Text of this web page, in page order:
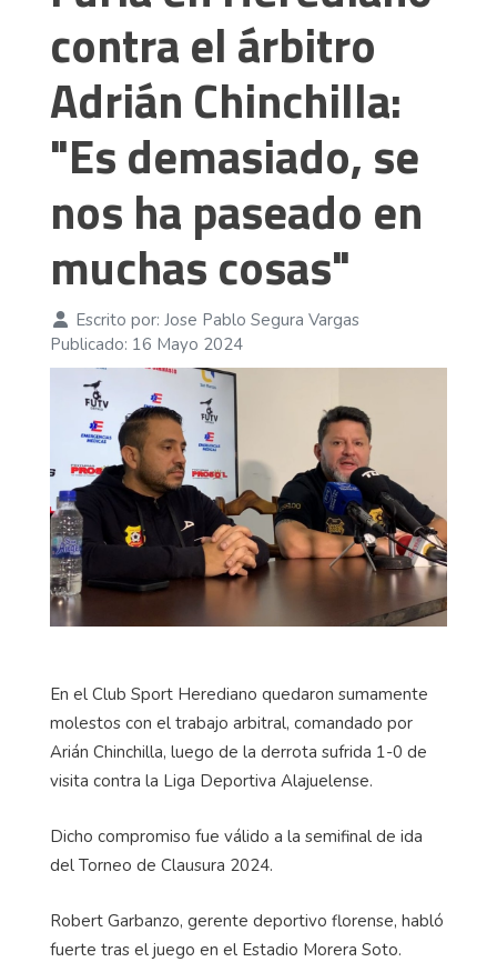
contra el árbitro
Adrián Chinchilla:
"Es demasiado, se
nos ha paseado en
muchas cosas"
Escrito por: Jose Pablo Segura Vargas
Publicado: 16 Mayo 2024
En el Club Sport Herediano quedaron sumamente
molestos con el trabajo arbitral, comandado por
Arián Chinchilla, luego de la derrota sufrida 1-0 de
visita contra la Liga Deportiva Alajuelense.
Dicho compromiso fue válido a la semifinal de ida
del Torneo de Clausura 2024.
Robert Garbanzo, gerente deportivo florense, habló
fuerte tras el juego en el Estadio Morera Soto.